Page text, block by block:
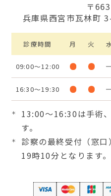
〒
兵庫県西宮市瓦林町
診療時間 月 火
09:00～12:00
16:30～19:30
13:00〜16:30は手術
す。
診察の最終受付（窓
19時10分となります。